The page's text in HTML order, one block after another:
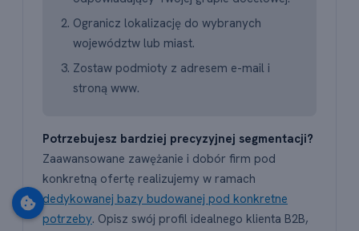
Ogranicz lokalizację do wybranych
województw lub miast.
Zostaw podmioty z adresem e-mail i
stroną www.
Potrzebujesz bardziej precyzyjnej segmentacji?
Zaawansowane zawężanie i dobór firm pod
konkretną ofertę realizujemy w ramach
dedykowanej bazy budowanej pod konkretne
potrzeby. Opisz swój profil idealnego klienta B2B,